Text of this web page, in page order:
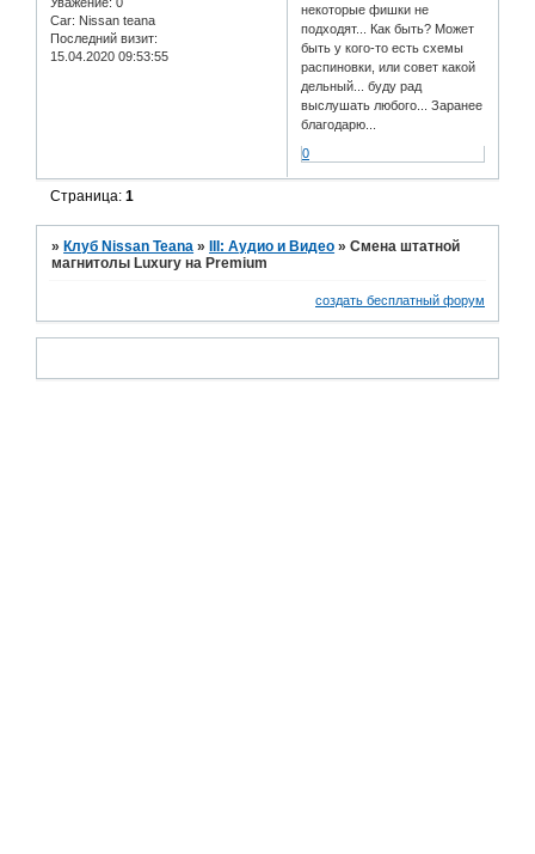
Car: Nissan teana
Последний визит:
15.04.2020 09:53:55
некоторые фишки не
подходят... Как быть? Может
быть у кого-то есть схемы
распиновки, или совет какой
дельный... буду рад
выслушать любого... Заранее
благодарю...
0
Страница:1
»Клуб Nissan Teana »III: Аудио и Bидео »Смена штатной
магнитолы Luxury на Premium
создать бесплатный форум